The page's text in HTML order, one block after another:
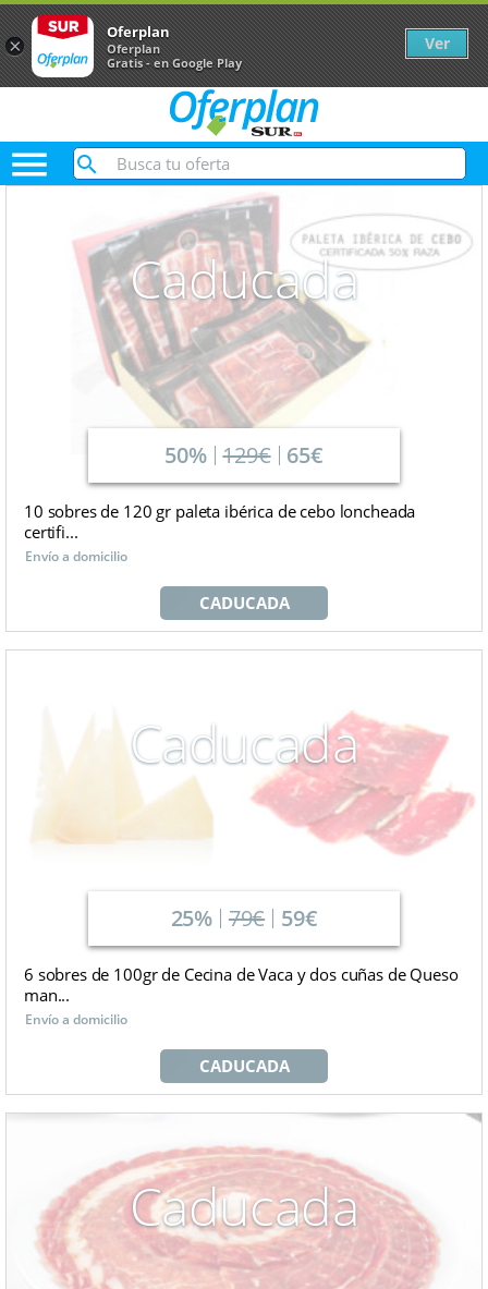

Caducada
50% 129€ 65€
10 sobres de 120 gr paleta ibérica de cebo loncheada
certifi...
Envío a domicilio
CADUCADA
Caducada
25% 79€ 59€
6 sobres de 100gr de Cecina de Vaca y dos cuñas de Queso
man...
Envío a domicilio
CADUCADA
Caducada
×
Oferplan
Oferplan
Gratis - en Google Play
Ver